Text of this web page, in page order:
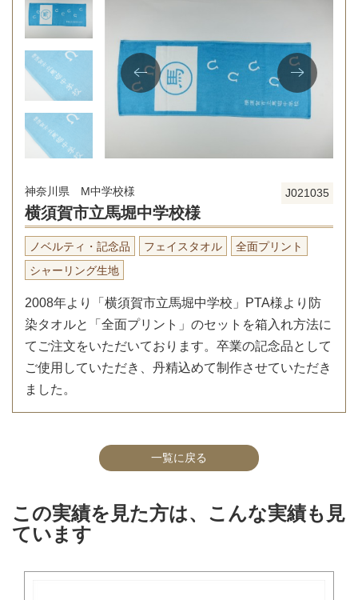
J021035
神奈川県 M中学校様
横須賀市立馬堀中学校様
ノベルティ・記念品 フェイスタオル
全面プリント
シャーリング生地
2008年より「横須賀市立馬堀中学校」PTA様より防
染タオルと「全面プリント」のセットを箱入れ方法に
てご注文をいただいております。卒業の記念品として
ご使用していただき、丹精込めて制作させていただき
ました。
一覧に戻る
この実績を見た方は、こんな実績も見
ています